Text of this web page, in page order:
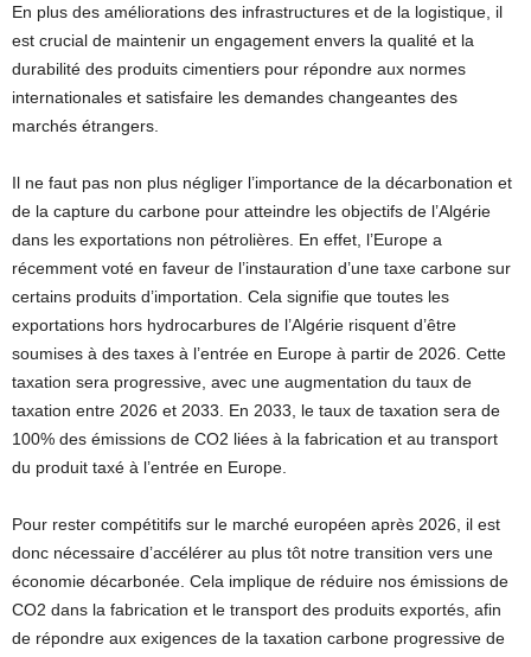
En plus des améliorations des infrastructures et de la logistique, il
est crucial de maintenir un engagement envers la qualité et la
durabilité des produits cimentiers pour répondre aux normes
internationales et satisfaire les demandes changeantes des
marchés étrangers.
Il ne faut pas non plus négliger l’importance de la décarbonation et
de la capture du carbone pour atteindre les objectifs de l’Algérie
dans les exportations non pétrolières. En effet, l’Europe a
récemment voté en faveur de l’instauration d’une taxe carbone sur
certains produits d’importation. Cela signifie que toutes les
exportations hors hydrocarbures de l’Algérie risquent d’être
soumises à des taxes à l’entrée en Europe à partir de 2026. Cette
taxation sera progressive, avec une augmentation du taux de
taxation entre 2026 et 2033. En 2033, le taux de taxation sera de
100% des émissions de CO2 liées à la fabrication et au transport
du produit taxé à l’entrée en Europe.
Pour rester compétitifs sur le marché européen après 2026, il est
donc nécessaire d’accélérer au plus tôt notre transition vers une
économie décarbonée. Cela implique de réduire nos émissions de
CO2 dans la fabrication et le transport des produits exportés, afin
de répondre aux exigences de la taxation carbone progressive de